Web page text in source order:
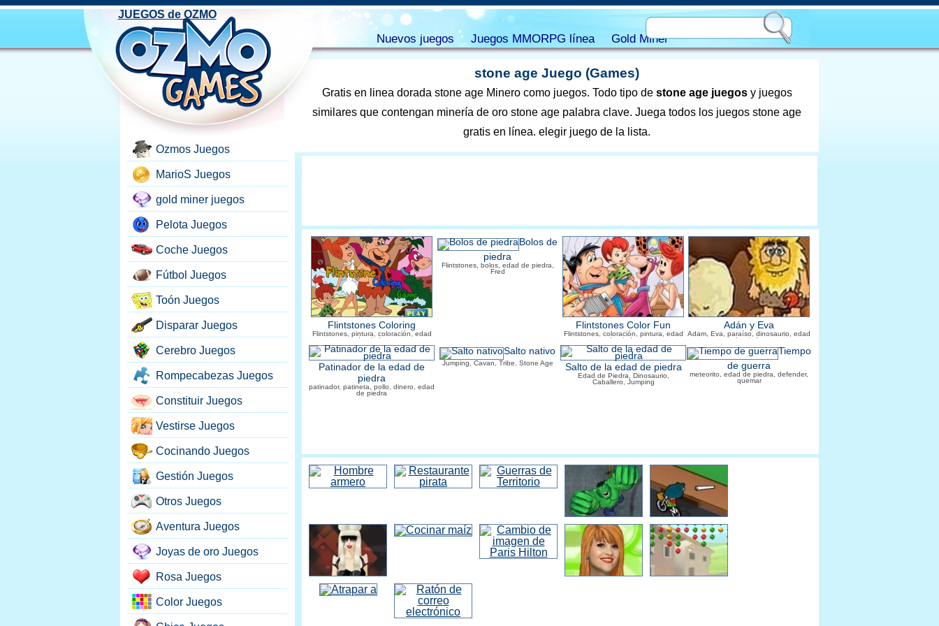
stone age Juego (Games)
Gratis en linea dorada stone age Minero como juegos. Todo tipo de stone age juegosy juegos
similares que contengan minería de oro stone age palabra clave. Juega todos los juegos stone age
gratis en línea. elegir juego de la lista.
Flintstones Coloring
Flintstones, pintura, coloración, edad
de piedra
Bolos de
piedra
Flintstones, bolos, edad de piedra,
Fred
Flintstones Color Fun
Flintstones, coloración, pintura, edad
de piedra
Adán y Eva
Adam, Eva, paraíso, dinosaurio, edad
de piedra
Patinador de la edad de
piedra
patinador, patineta, pollo, dinero, edad
de piedra
Salto nativo
Jumping, Cavan, Tribe, Stone Age Salto de la edad de piedra
Edad de Piedra, Dinosaurio,
Caballero, Jumping
Tiempo
de guerra
meteorito, edad de piedra, defender,
quemar
Ozmos Juegos
MarioS Juegos
gold miner juegos
Pelota Juegos
Coche Juegos
Fútbol Juegos
Toón Juegos
Disparar Juegos
Cerebro Juegos
Rompecabezas Juegos
Constituir Juegos
Vestirse Juegos
Cocinando Juegos
Gestión Juegos
Otros Juegos
Aventura Juegos
Joyas de oro Juegos
Rosa Juegos
Color Juegos
JUEGOS de OZMO
Nuevos juegos Juegos MMORPG línea Gold Miner